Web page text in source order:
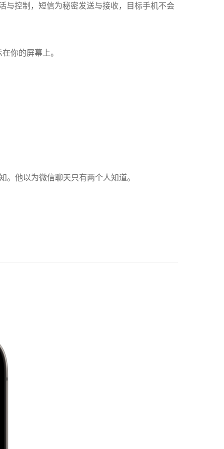
与控制，短信为秘密发送与接收，目标手机不会
你的屏幕上。
。他以为微信聊天只有两个人知道。